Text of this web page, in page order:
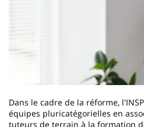
Dans le cadre de la réforme,
équipes pluricatégorielles en
tuteurs de terrain à la formation